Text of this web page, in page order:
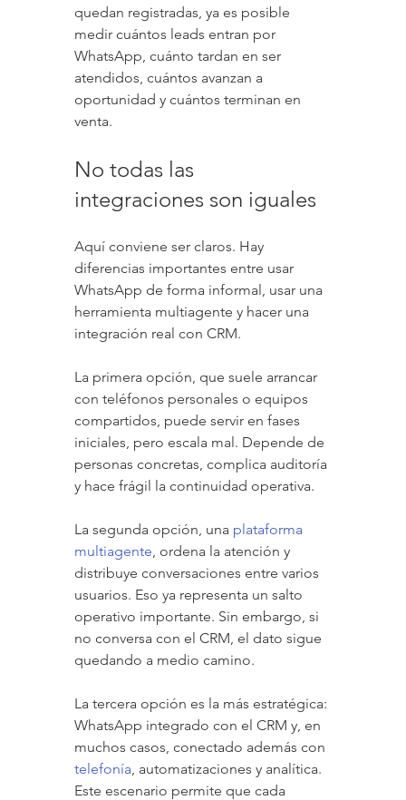
quedan registradas, ya es posible
medir cuántos leads entran por
WhatsApp, cuánto tardan en ser
atendidos, cuántos avanzan a
oportunidad y cuántos terminan en
venta.
No todas las
integraciones son iguales
Aquí conviene ser claros. Hay
diferencias importantes entre usar
WhatsApp de forma informal, usar una
herramienta multiagente y hacer una
integración real con CRM.
La primera opción, que suele arrancar
con teléfonos personales o equipos
compartidos, puede servir en fases
iniciales, pero escala mal. Depende de
personas concretas, complica auditoría
y hace frágil la continuidad operativa.
La segunda opción, una plataforma
multiagente, ordena la atención y
distribuye conversaciones entre varios
usuarios. Eso ya representa un salto
operativo importante. Sin embargo, si
no conversa con el CRM, el dato sigue
quedando a medio camino.
La tercera opción es la más estratégica:
WhatsApp integrado con el CRM y, en
muchos casos, conectado además con
telefonía, automatizaciones y analítica.
Este escenario permite que cada